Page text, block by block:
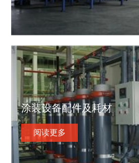
涂装设备配件及耗材
阅读更多